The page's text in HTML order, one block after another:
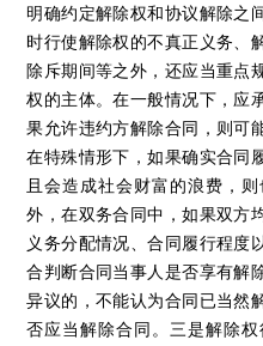
明确约定解除权和协议解除之
时行使解除权的不真正义务、
除斥期间等之外，还应当重点
权的主体。在一般情况下，应
果允许违约方解除合同，则可
在特殊情形下，如果确实合同
且会造成社会财富的浪费，
外，在双务合同中，如果双方
义务分配情况、合同履行程度
合判断合同当事人是否享有解
异议的，不能认为合同已当然
否应当解除合同。三是解除